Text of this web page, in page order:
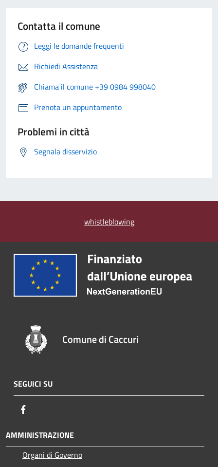
Contatta il comune
Leggi le domande frequenti
Richiedi Assistenza
Chiama il comune +39 0984 998040
Prenota un appuntamento
Problemi in città
Segnala disservizio
whistleblowing
Comune di Caccuri
SEGUICI SU
AMMINISTRAZIONE
Organi di Governo